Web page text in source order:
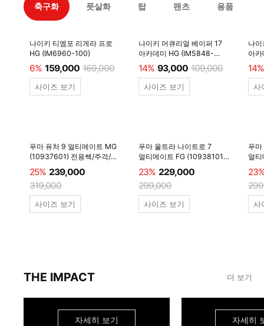
축구화 풋살화 탑 팬츠 용품
나이키 티엠포 리게라 프로
HG (IM6960-100)
6% 159,000 169,000
사이즈 보기
나이키 머큐리얼 베이퍼 17
아카데미 HG (IM5848-
600)
14% 93,000 109,000
사이즈 보기
나
아
14%
사
푸마 퓨처 9 얼티메이트 MG
(10937601) 전용쌕/주걱/
양말 #
25% 239,000
319,000
사이즈 보기
푸마 울트라 나이트로 7
얼티메이트 FG (10938101)
전용쌕/주걱/양말 #
23% 229,000
299,000
사이즈 보기
푸
얼
전
사
THE IMPACT 더 보기
자세히 보기 자세히